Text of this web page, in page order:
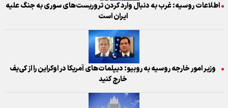
اطلاعات روسیه: غرب به دنبال وارد کردن تروریست‌های سوری به جنگ علیه
ایران است
وزیر امور خارجه روسیه به روبیو: دیپلمات‌های آمریکا در اوکراین را از کی‌یف
خارج کنید